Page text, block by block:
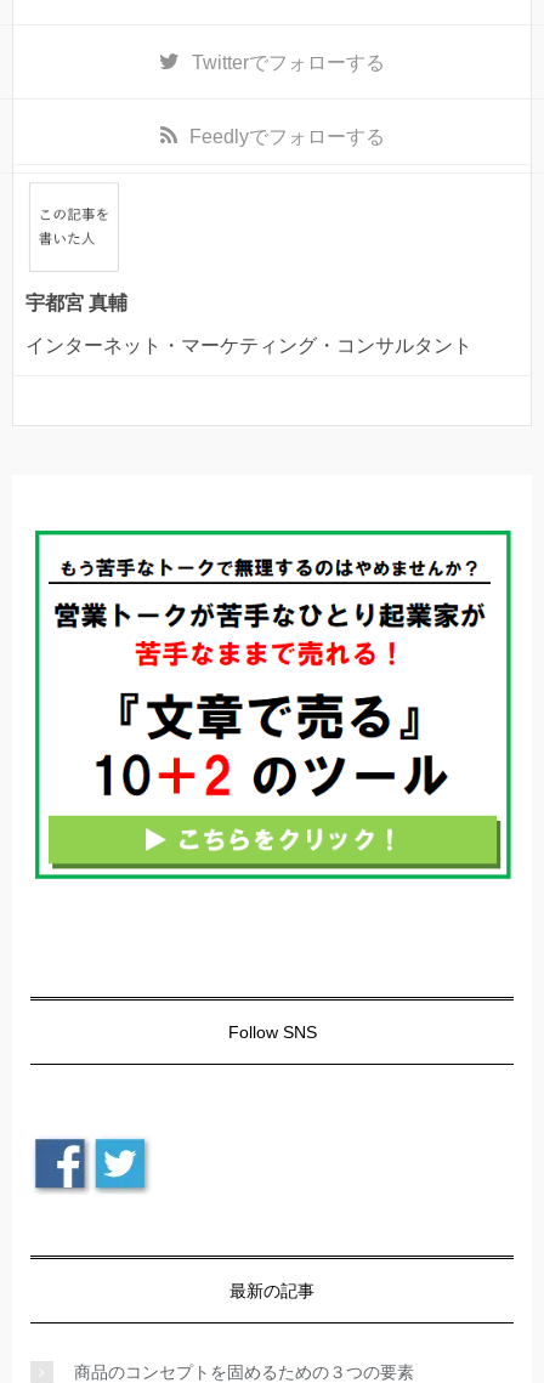
Twitterでフォローする
Feedlyでフォローする
宇都宮 真輔
インターネット・マーケティング・コンサルタント
Follow SNS
最新の記事
商品のコンセプトを固めるための３つの要素